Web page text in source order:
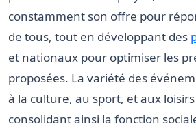
constamment son offre pour
de tous, tout en développant des
et nationaux pour optimiser les
proposées. La variété des
à la culture, au sport, et aux
consolidant ainsi la fonction